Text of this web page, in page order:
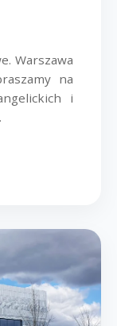
Warszawa
na
i